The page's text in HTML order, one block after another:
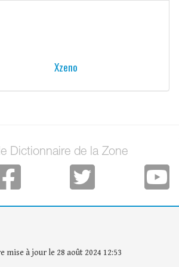
Xzeno
Dictionnaire de la Zone
mise à jour le 28 août 2024 12:53